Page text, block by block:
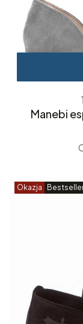
Manebi
Okazja